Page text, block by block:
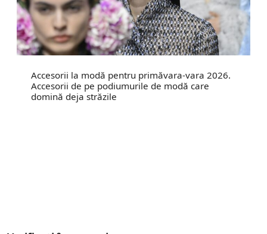
Accesorii la modă pentru primăvara-vara 2026.
Accesorii de pe podiumurile de modă care
domină deja străzile